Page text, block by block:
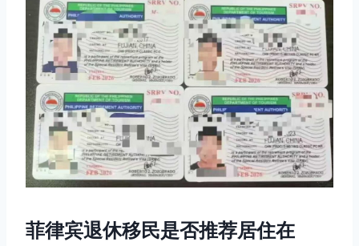
菲律宾退休移民是否推荐居住在